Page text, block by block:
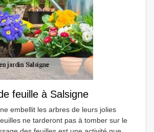
feuille à Salsigne
embellit les arbres de leurs jolies
ne tarderont pas à tomber sur le